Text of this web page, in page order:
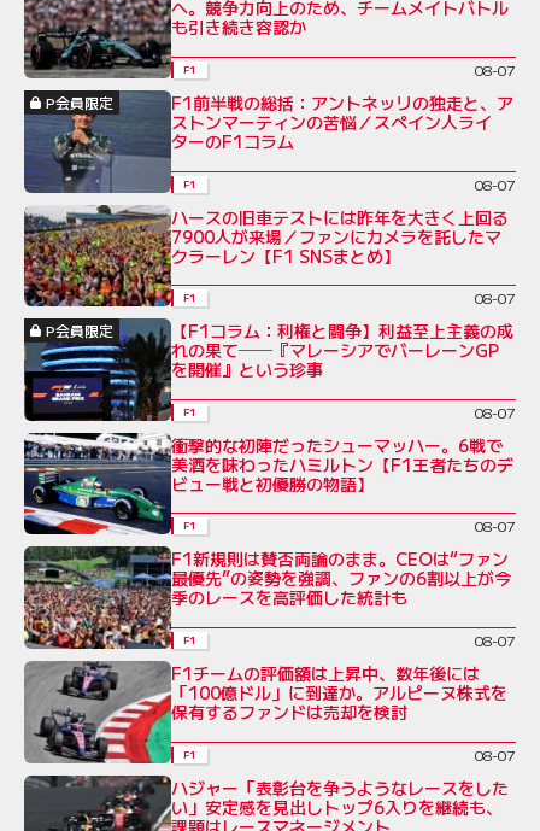
へ。競争力向上のため、チームメイトバトル
も引き続き容認か
F1
08-07
P会員限定
F1前半戦の総括：アントネッリの独走と、ア
ストンマーティンの苦悩／スペイン人ライ
ターのF1コラム
F1 08-07
ハースの旧車テストには昨年を大きく上回る
7900人が来場／ファンにカメラを託したマ
クラーレン【F1 SNSまとめ】
F1
08-07
P会員限定
【F1コラム：利権と闘争】利益至上主義の成
れの果て──『マレーシアでバーレーンGP
を開催』という珍事
F1 08-07
衝撃的な初陣だったシューマッハー。6戦で
美酒を味わったハミルトン【F1王者たちのデ
ビュー戦と初優勝の物語】
F1 08-07
F1新規則は賛否両論のまま。CEOは“ファン
最優先”の姿勢を強調、ファンの6割以上が今
季のレースを高評価した統計も
F1 08-07
F1チームの評価額は上昇中、数年後には
「100億ドル」に到達か。アルピーヌ株式を
保有するファンドは売却を検討
F1 08-07
ハジャー「表彰台を争うようなレースをした
い」安定感を見出しトップ6入りを継続も、
課題はレースマネージメント